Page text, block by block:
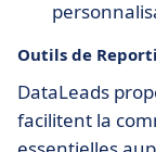
Outils de
DataLeads
facilitent la